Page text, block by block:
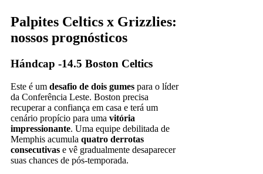
Palpites Celtics x Grizzlies:
nossos prognósticos
Hándcap -14.5 Boston Celtics
Este é um desafio de dois gumes para o líder
da Conferência Leste. Boston precisa
recuperar a confiança em casa e terá um
cenário propício para uma vitória
impressionante. Uma equipe debilitada de
Memphis acumula quatro derrotas
consecutivas e vê gradualmente desaparecer
suas chances de pós-temporada.